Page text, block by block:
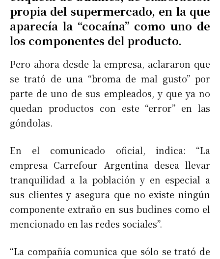
propia del supermercado, en la que
aparecía la “cocaína” como uno de
los componentes del producto.
Pero ahora desde la empresa, aclararon que
se trató de una “broma de mal gusto” por
parte de uno de sus empleados, y que ya no
quedan productos con este “error” en las
góndolas.
En el comunicado oficial, indica: “La
empresa Carrefour Argentina desea llevar
tranquilidad a la población y en especial a
sus clientes y asegura que no existe ningún
componente extraño en sus budines como el
mencionado en las redes sociales”.
“La compañía comunica que sólo se trató de